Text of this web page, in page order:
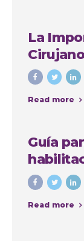
La
Caso
Read more
Guía
plástico
Read more